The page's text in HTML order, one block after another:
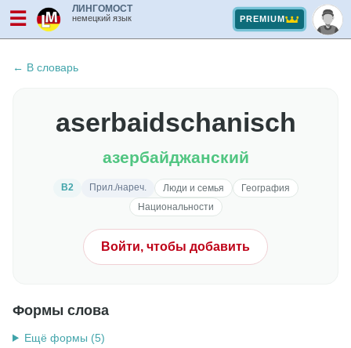
☰ ЛИНГОМОСТ
немецкий язык PREMIUM
← В словарь
aserbaidschanisch
азербайджанский
B2 Прил./нареч. Люди и семья
География
Национальности
Войти, чтобы добавить
Формы слова
Ещё формы (5)